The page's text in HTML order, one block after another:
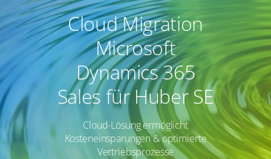
Portfolio
Infrastruktur & Betrieb
Über uns
Karriere
Blog
Cloud Migration
Microsoft
Dynamics 365
Sales für Huber SE
Cloud-Lösung ermöglicht
Kosteneinsparungen & optimierte
Vertriebsprozesse